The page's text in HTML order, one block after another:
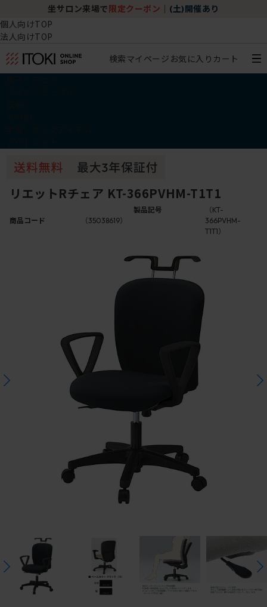
坐サロン来場で 限定クーポン (土)開催あり
個人向けTOP
法人向けTOP
検索マイページ お気に入り カート
リエットRチェア KT-366PVHM-T1T1
商品コード （35038619）
製品記号
（KT-
366PVHM-
T1T1）